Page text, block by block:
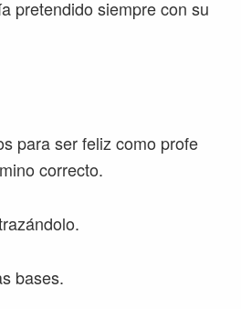
pretendido siempre con su
para ser feliz como profe
correcto.
bases.